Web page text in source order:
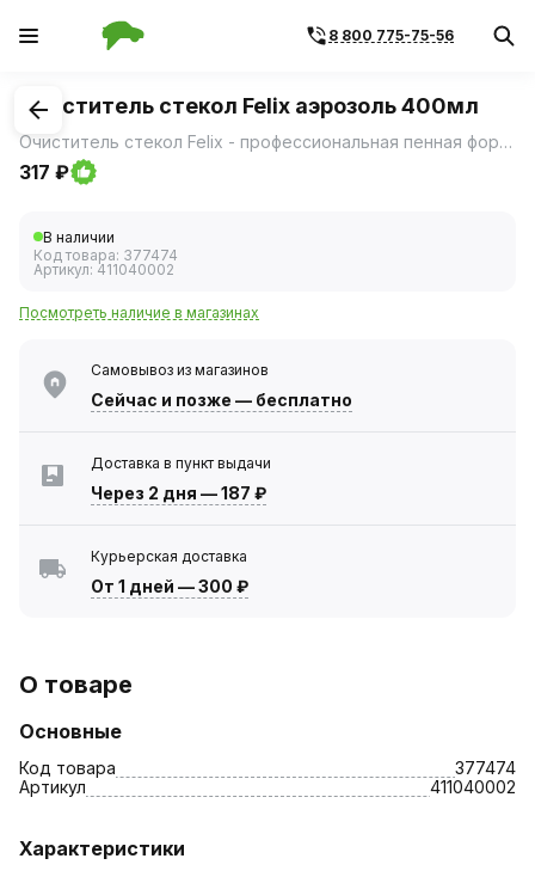
8 800 775-75-56
1/1
Очиститель стекол Felix аэрозоль 400мл
Очиститель стекол Felix - профессиональная пенная формула быстро и эффективно удаляет все виды загрязнений.
317 ₽
В наличии
Код товара: 377474
Артикул: 411040002
Посмотреть наличие в магазинах
Самовывоз из магазинов
Сейчас и позже — бесплатно
Доставка в пункт выдачи
Через 2 дня —187 ₽
Курьерская доставка
От 1 дней —300 ₽
О товаре
Основные
Код товара
377474
Артикул
411040002
Характеристики